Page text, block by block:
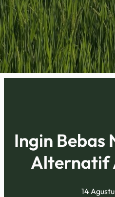
Ingin Bebas
Alternatif
14